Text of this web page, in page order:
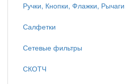
Ручки, Кнопки, Флажки, Рычаги
Салфетки
Сетевые фильтры
СКОТЧ